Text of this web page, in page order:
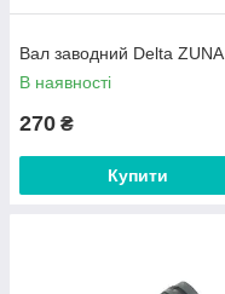
Вал заводний Delta ZUNA
В наявності
270 ₴
Купити